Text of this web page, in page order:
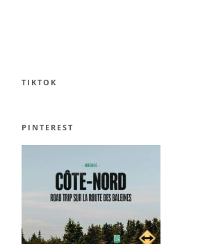
TIKTOK
PINTEREST